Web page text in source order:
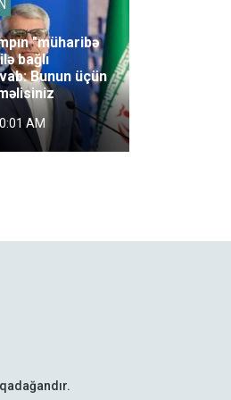
"müharibə
bağlı
Bunun üçün
AM